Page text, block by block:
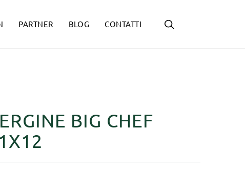
PARTNER BLOG CONTATTI
BIG CHEF